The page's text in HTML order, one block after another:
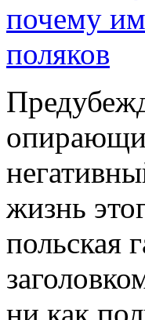
почему
поляков
жизнь
польская
ни как